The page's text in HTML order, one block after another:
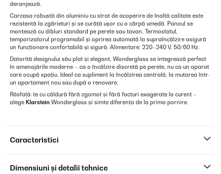
deranjează.
Carcasa robustă din aluminiu cu strat de acoperire de înaltă calitate este
rezistentă la zgârieturi și se curăță ușor cu o cârpă umedă. Panoul se
montează cu dibluri standard pe perete sau tavan. Termostatul,
temporizatorul programabil și oprirea automată la supraîncălzire asigură
un funcționare confortabilă și sigură. Alimentare: 220–240 V, 50/60 Hz.
Datorită designului său plat și elegant, Wonderglass se integrează perfect
în amenajările moderne – ca o încălzire discretă pe perete, nu ca un aparat
care ocupă spațiu. Ideal ca supliment la încălzirea centrală, la mutarea într-
un apartament nou sau după o renovare.
Răsfață-te cu căldură fără zgomot și fără facturi exagerate la curent –
alege Klarstein Wonderglass și simte diferența de la prima pornire.
Caracteristici
Dimensiuni și detalii tehnice